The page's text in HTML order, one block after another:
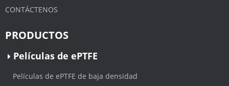
CONTÁCTENOS
PRODUCTOS
Películas de ePTFE
Películas de ePTFE de baja densidad